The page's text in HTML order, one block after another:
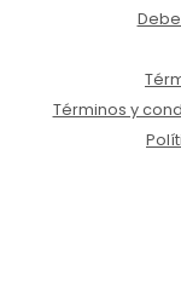
Términos y